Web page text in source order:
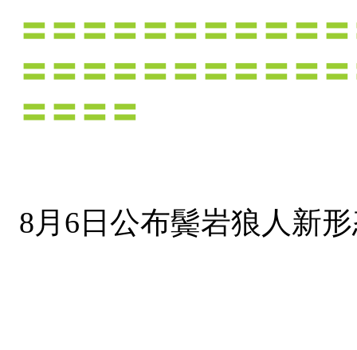
〓〓〓〓〓〓〓〓〓〓
〓〓〓〓〓〓〓〓〓〓
〓〓〓〓
8月6日公布鬓岩狼人新